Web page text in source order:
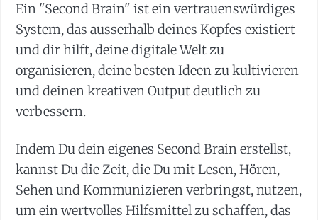
Ein "Second Brain" ist ein vertrauenswürdiges
System, das ausserhalb deines Kopfes existiert
und dir hilft, deine digitale Welt zu
organisieren, deine besten Ideen zu kultivieren
und deinen kreativen Output deutlich zu
verbessern.
Indem Du dein eigenes Second Brain erstellst,
kannst Du die Zeit, die Du mit Lesen, Hören,
Sehen und Kommunizieren verbringst, nutzen,
um ein wertvolles Hilfsmittel zu schaffen, das